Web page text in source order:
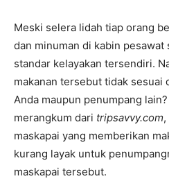
Meski selera lidah tiap orang
dan minuman di kabin pesawat
standar kelayakan tersendiri.
makanan tersebut tidak sesuai
Anda maupun penumpang lain?
merangkum dari tripsavvy.com
maskapai yang memberikan
kurang layak untuk
maskapai tersebut.